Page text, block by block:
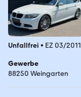
Unfallfrei • EZ 03/2011
Gewerbe
88250 Weingarten